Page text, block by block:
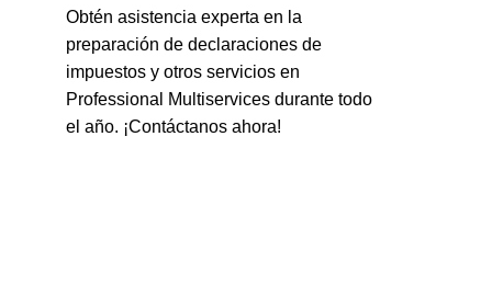
Obtén asistencia experta en la
preparación de declaraciones de
impuestos y otros servicios en
Professional Multiservices durante todo
el año. ¡Contáctanos ahora!